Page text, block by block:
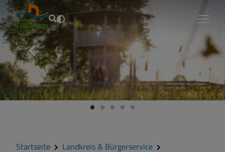
Fouad Vollmer
Startseite
Landkreis & Bürgerservice